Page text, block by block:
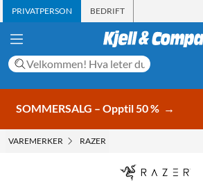
PRIVATPERSON BEDRIFT
SOMMERSALG – Opptil 50 % →
VAREMERKER RAZER